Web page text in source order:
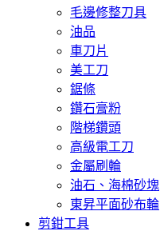
毛邊修整刀具
油品
車刀片
美工刀
鋸條
鑽石膏粉
階梯鑽頭
高級電工刀
金屬刷輪
油石、海棉砂塊
東昇平面砂布輪
剪鉗工具